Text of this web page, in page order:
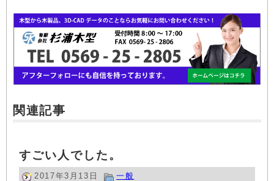
関連記事
すごい人でした。
2017年3月13日 一般